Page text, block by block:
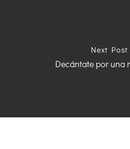
Next Post
Decántate por una